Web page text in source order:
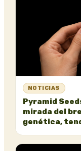
NOTICIAS
Pyramid
mirada del
genética,